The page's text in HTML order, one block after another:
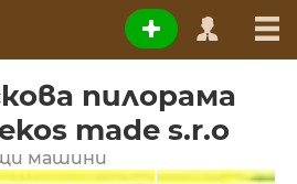
пилорама
made s.r.o
машини